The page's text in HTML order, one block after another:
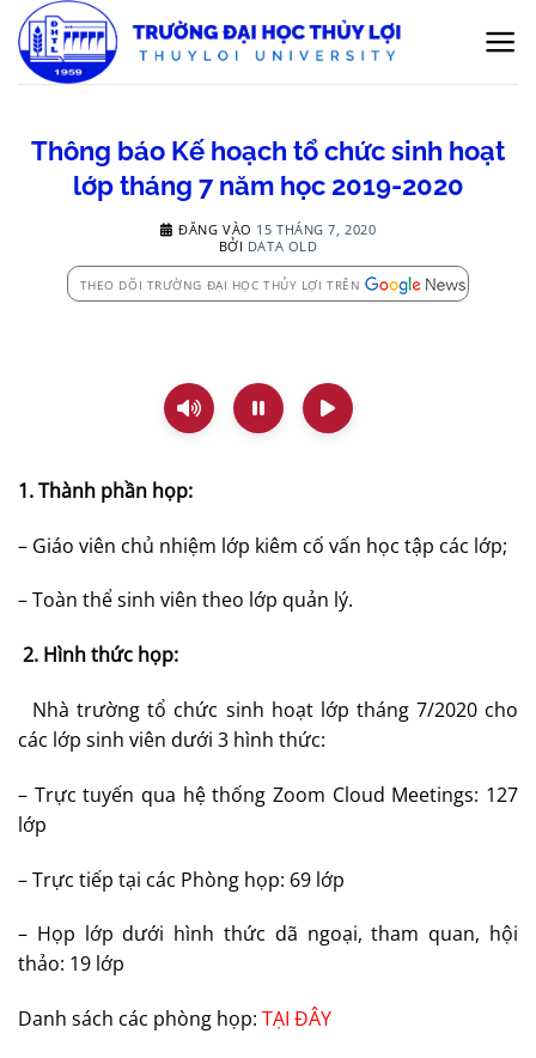
qua
nội
Thông báo Kế hoạch tổ chức sinh hoạt
lớp tháng 7 năm học 2019-2020
ĐĂNG VÀO 15 THÁNG 7, 2020
BỞI DATA OLD
THEO DÕI TRƯỜNG ĐẠI HỌC THỦY LỢI TRÊN
1.Thành phần họp:
– Giáo viên chủ nhiệm lớp kiêm cố vấn học tập các lớp;
– Toàn thể sinh viên theo lớp quản lý.
2. Hình thức họp:
Nhà trường tổ chức sinh hoạt lớp tháng 7/2020 cho
các lớp sinh viên dưới 3 hình thức:
– Trực tuyến qua hệ thống Zoom Cloud Meetings: 127
lớp
– Trực tiếp tại các Phòng họp: 69 lớp
– Họp lớp dưới hình thức dã ngoại, tham quan, hội
thảo: 19 lớp
Danh sách các phòng họp: TẠI ĐÂY